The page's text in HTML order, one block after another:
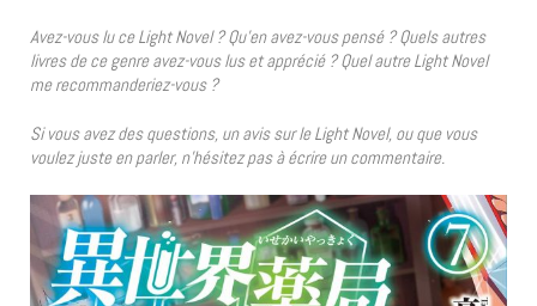
Avez-vous lu ce Light Novel ? Qu’en avez-vous pensé ? Quels autres
livres de ce genre avez-vous lus et apprécié ? Quel autre Light Novel
me recommanderiez-vous ?
Si vous avez des questions, un avis sur le Light Novel, ou que vous
voulez juste en parler, n’hésitez pas à écrire un commentaire.